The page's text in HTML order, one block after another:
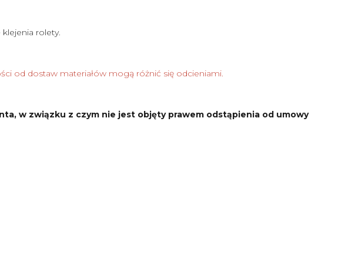
rolety.
od dostaw materiałów mogą różnić się odcieniami.
w związku z czym nie jest objęty prawem odstąpienia od umowy